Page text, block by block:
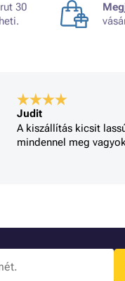
30
Judit
A kiszállítás kicsit
mindennel meg